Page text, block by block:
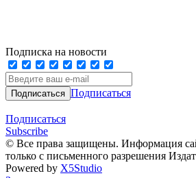
Подписка на новости
Подписаться
Подписаться
Subscribe
© Все права защищены. Информация
только с письменного разрешения
Powered by X5Studio